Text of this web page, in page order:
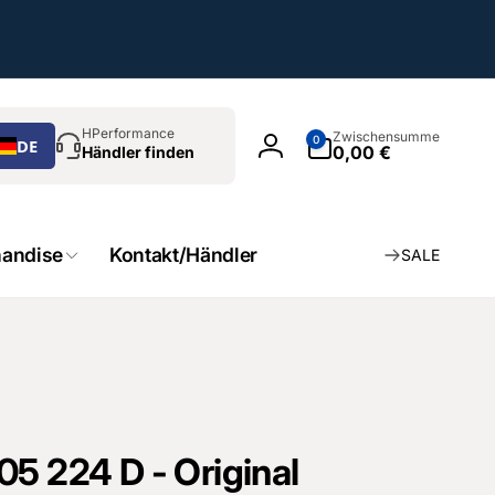
DE
HPerformance
Händler finden Einloggen
0
Artikel
Zwischensumme
0,00 €
Kontakt/Händler SALE
224 D - Original